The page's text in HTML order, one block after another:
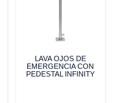
LAVA OJOS DE
EMERGENCIA CON
PEDESTAL INFINITY